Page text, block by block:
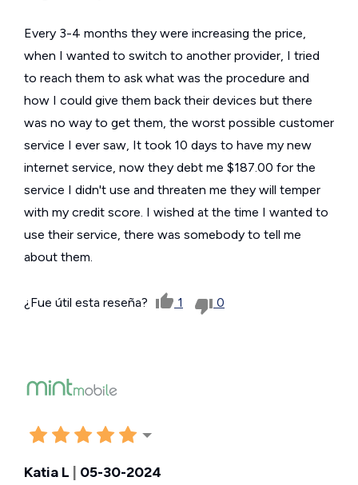
Every 3-4 months they were increasing the price,
when I wanted to switch to another provider, I tried
to reach them to ask what was the procedure and
how I could give them back their devices but there
was no way to get them, the worst possible customer
service I ever saw, It took 10 days to have my new
internet service, now they debt me $187.00 for the
service I didn't use and threaten me they will temper
with my credit score. I wished at the time I wanted to
use their service, there was somebody to tell me
about them.
¿Fue útil esta reseña? 1 0
Katia L | 05-30-2024